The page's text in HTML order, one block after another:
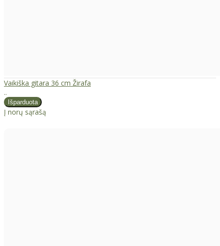
Vaikiška gitara 36 cm Žirafa
..
Į norų sąrašą